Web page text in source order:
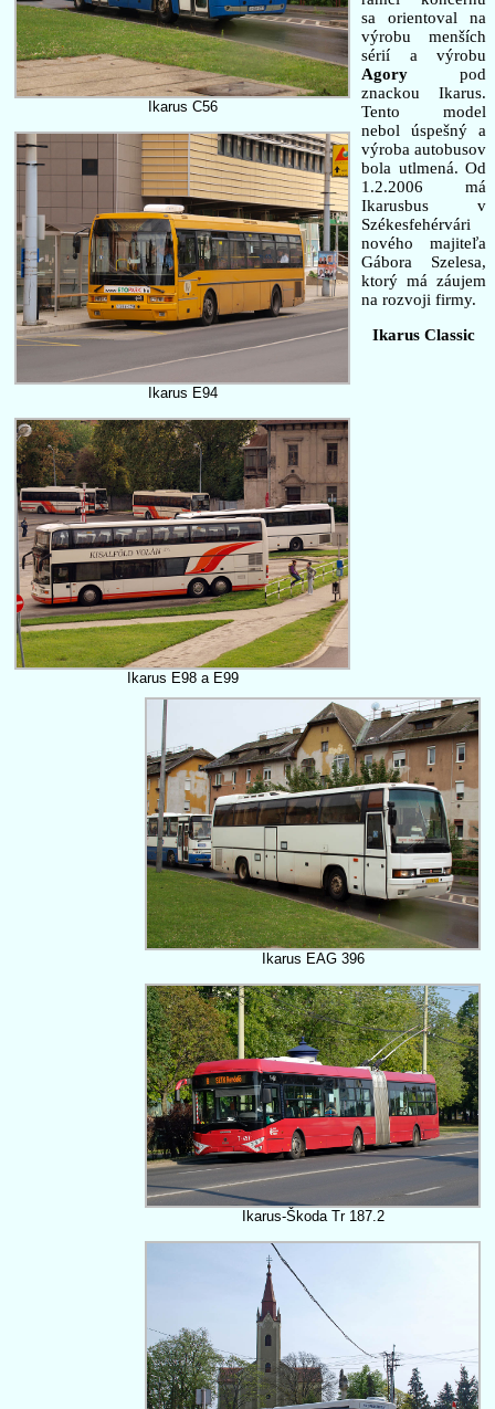
Ikarus C56
Ikarus E94
Ikarus E98 a E99
Ikarus EAG 396
Ikarus-Škoda Tr 187.2
sa orientoval na
výrobu menších
sérií a výrobu
Agory pod
znackou Ikarus.
Tento model
nebol úspešný a
výroba autobusov
bola utlmená. Od
1.2.2006 má
Ikarusbus v
Székesfehérvári
nového majiteľa
Gábora Szelesa,
ktorý má záujem
na rozvoji firmy.
Ikarus Classic